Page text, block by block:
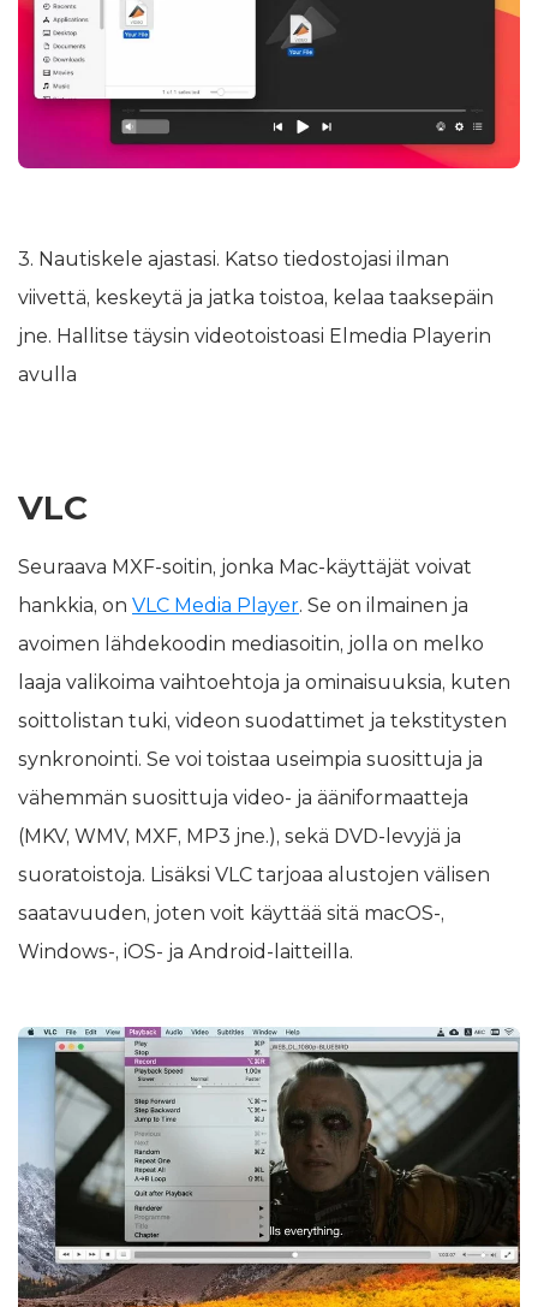
3​. Nautiskele ajastasi. Katso tiedostojasi ilman
viivettä, keskeytä ja jatka toistoa, kelaa taaksepäin
jne. Hallitse täysin videotoistoasi Elmedia Playerin
avulla
VLC
Seuraava MXF-soitin, jonka Mac-käyttäjät voivat
hankkia, on VLC Media Player. Se on ilmainen ja
avoimen lähdekoodin mediasoitin, jolla on melko
laaja valikoima vaihtoehtoja ja ominaisuuksia, kuten
soittolistan tuki, videon suodattimet ja tekstitysten
synkronointi. Se voi toistaa useimpia suosittuja ja
vähemmän suosittuja video- ja ääniformaatteja
(MKV, WMV, MXF, MP3 jne.), sekä DVD-levyjä ja
suoratoistoja. Lisäksi VLC tarjoaa alustojen välisen
saatavuuden, joten voit käyttää sitä macOS-,
Windows-, iOS- ja Android-laitteilla.